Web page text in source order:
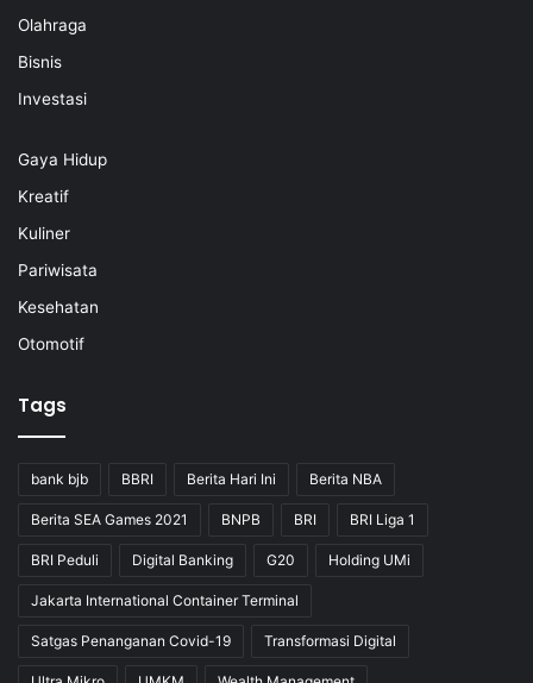
Olahraga
Bisnis
Investasi
Gaya Hidup
Kreatif
Kuliner
Pariwisata
Kesehatan
Otomotif
Tags
bank bjb BBRI Berita Hari Ini Berita NBA
Berita SEA Games 2021 BNPB BRI BRI Liga 1
BRI Peduli Digital Banking G20 Holding UMi
Jakarta International Container Terminal
Satgas Penanganan Covid-19 Transformasi Digital